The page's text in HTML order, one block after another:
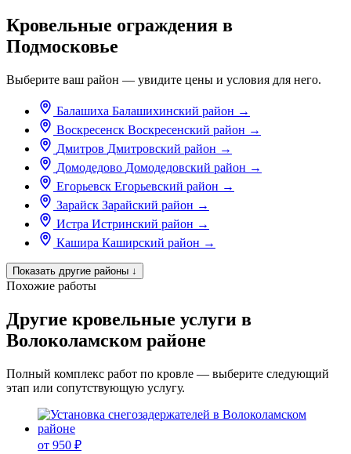
Кровельные ограждения в
Подмосковье
Выберите ваш район — увидите цены и условия для него.
Балашиха Балашихинский район →
Воскресенск Воскресенский район →
Дмитров Дмитровский район →
Домодедово Домодедовский район →
Егорьевск Егорьевский район →
Зарайск Зарайский район →
Истра Истринский район →
Кашира Каширский район →
Показать другие районы ↓
Похожие работы
Другие кровельные услуги в
Волоколамском районе
Полный комплекс работ по кровле — выберите следующий
этап или сопутствующую услугу.
от 950 ₽